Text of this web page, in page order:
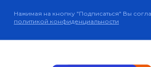
Нажимая на кнопку "Подписаться" Вы
политикой конфиденциальности